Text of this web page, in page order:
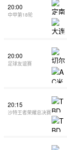
20:00
中甲第18轮
20:00
足球友谊赛
20:15
沙特王者荣耀总决赛